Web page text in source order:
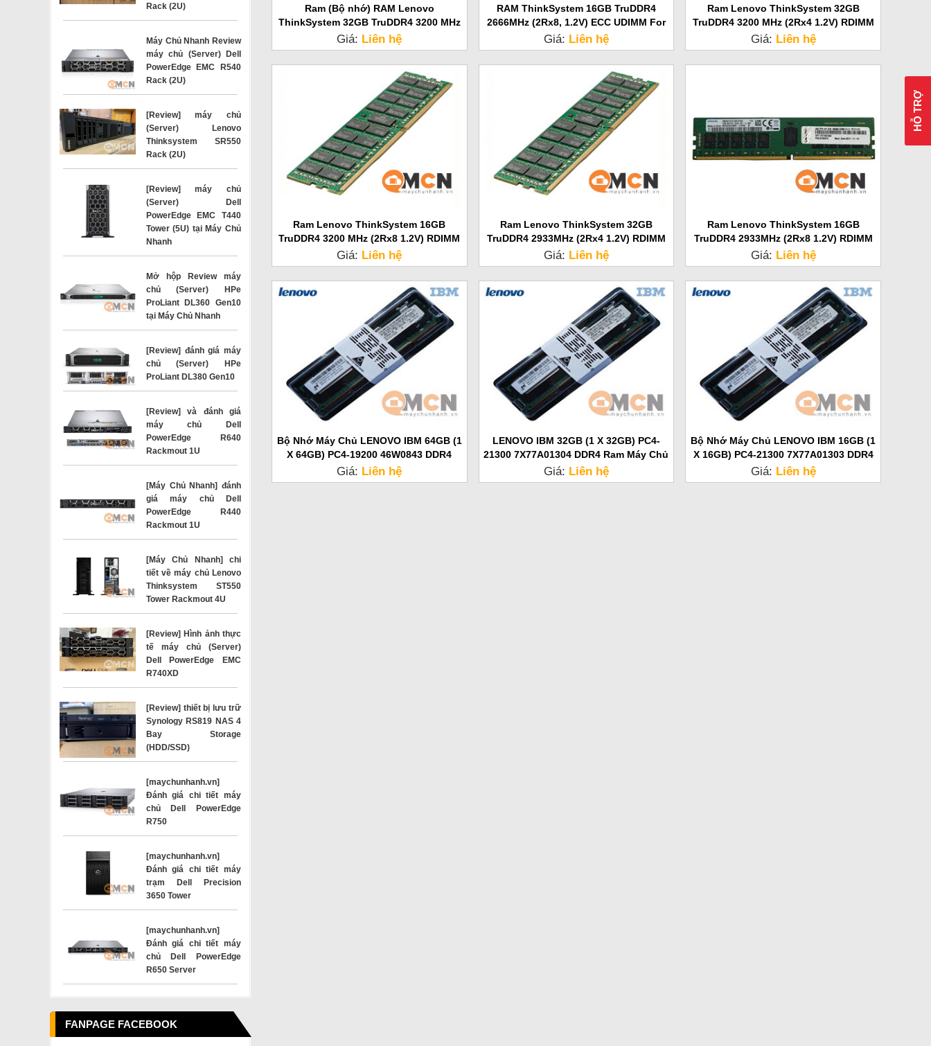
HỖ TRỢ
Rack (2U)
Máy Chủ Nhanh Review
máy chủ (Server) Dell
PowerEdge EMC R540
Rack (2U)
[Review] máy chủ
(Server) Lenovo
Thinksystem SR550
Rack (2U)
[Review] máy chủ
(Server) Dell
PowerEdge EMC T440
Tower (5U) tại Máy Chủ
Nhanh
Mở hộp Review máy
chủ (Server) HPe
ProLiant DL360 Gen10
tại Máy Chủ Nhanh
[Review] đánh giá máy
chủ (Server) HPe
ProLiant DL380 Gen10
[Review] và đánh giá
máy chủ Dell
PowerEdge R640
Rackmout 1U
[Máy Chủ Nhanh] đánh
giá máy chủ Dell
PowerEdge R440
Rackmout 1U
[Máy Chủ Nhanh] chi
tiết về máy chủ Lenovo
Thinksystem ST550
Tower Rackmout 4U
[Review] Hình ảnh thực
tế máy chủ (Server)
Dell PowerEdge EMC
R740XD
[Review] thiết bị lưu trữ
Synology RS819 NAS 4
Bay Storage
(HDD/SSD)
[maychunhanh.vn]
Đánh giá chi tiết máy
chủ Dell PowerEdge
R750
[maychunhanh.vn]
Đánh giá chi tiết máy
trạm Dell Precision
3650 Tower
[maychunhanh.vn]
Đánh giá chi tiết máy
chủ Dell PowerEdge
R650 Server
FANPAGE FACEBOOK
Ram (Bộ nhớ) RAM Lenovo
ThinkSystem 32GB TruDDR4 3200 MHz
(2Rx8 1.2V) RDIMM 4X77A08634
Giá: Liên hệ
RAM ThinkSystem 16GB TruDDR4
2666MHz (2Rx8, 1.2V) ECC UDIMM For
SR250
Giá: Liên hệ
Ram Lenovo ThinkSystem 32GB
TruDDR4 3200 MHz (2Rx4 1.2V) RDIMM
Server
Giá: Liên hệ
Ram Lenovo ThinkSystem 16GB
TruDDR4 3200 MHz (2Rx8 1.2V) RDIMM
Server
Giá: Liên hệ
Ram Lenovo ThinkSystem 32GB
TruDDR4 2933MHz (2Rx4 1.2V) RDIMM
Server
Giá: Liên hệ
Ram Lenovo ThinkSystem 16GB
TruDDR4 2933MHz (2Rx8 1.2V) RDIMM
Server
Giá: Liên hệ
Bộ Nhớ Máy Chủ LENOVO IBM 64GB (1
X 64GB) PC4-19200 46W0843 DDR4
Giá: Liên hệ
LENOVO IBM 32GB (1 X 32GB) PC4-
21300 7X77A01304 DDR4 Ram Máy Chủ
Giá: Liên hệ
Bộ Nhớ Máy Chủ LENOVO IBM 16GB (1
X 16GB) PC4-21300 7X77A01303 DDR4
Giá: Liên hệ